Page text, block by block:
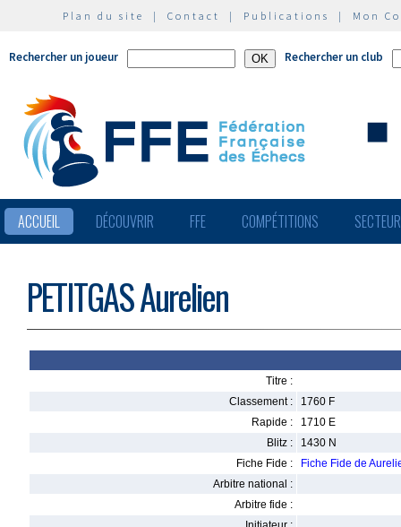
Plan du site | Contact | Publications | Mon
Rechercher un joueur Rechercher un club
ACCUEIL DÉCOUVRIR FFE COMPÉTITIONS
PETITGAS Aurelien
Titre :
Classement :
1760 F
Rapide :
1710 E
Blitz :
1430 N
Fiche Fide :
Fiche Fide de
Arbitre national :
Arbitre fide :